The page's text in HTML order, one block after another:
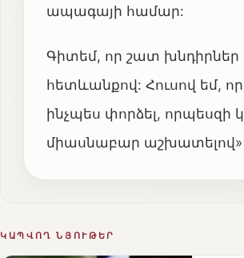
ապագայի համար:
Գիտեմ, որ շատ խնդիրներ
հետևանքով: Հուսով եմ,
ինչպես փորձել,
միասնաբար
ԿԱՊՎՈՂ ՆՅՈՒԹԵՐ